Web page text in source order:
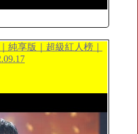
純享版｜超級紅人榜｜